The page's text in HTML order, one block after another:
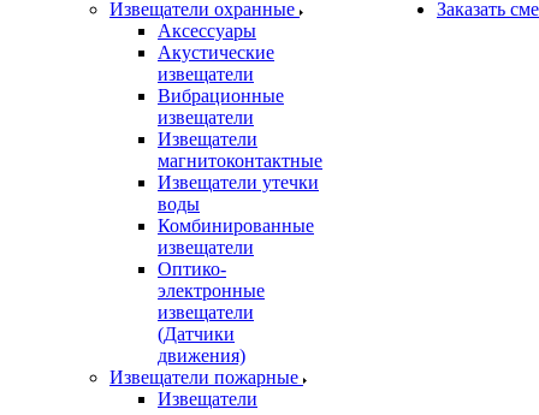
Извещатели охранные
Аксессуары
Акустические
извещатели
Вибрационные
извещатели
Извещатели
магнитоконтактные
Извещатели утечки
воды
Комбинированные
извещатели
Оптико-
электронные
извещатели
(Датчики
движения)
Извещатели пожарные
Извещатели
Заказать